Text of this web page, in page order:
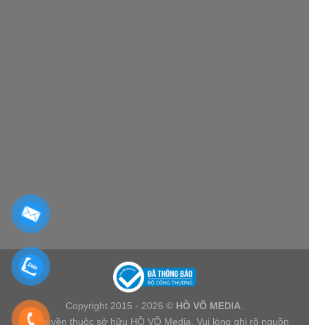
Copyright 2015 - 2026 © HỒ VÕ MEDIA
Bản quyền thuộc sở hữu HỒ VÕ Media. Vui lòng ghi rõ nguồn